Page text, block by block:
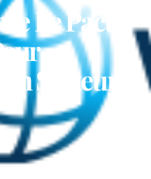
Le Pacte
Secteur